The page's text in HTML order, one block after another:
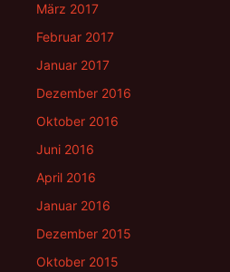
März 2017
Februar 2017
Januar 2017
Dezember 2016
Oktober 2016
Juni 2016
April 2016
Januar 2016
Dezember 2015
Oktober 2015